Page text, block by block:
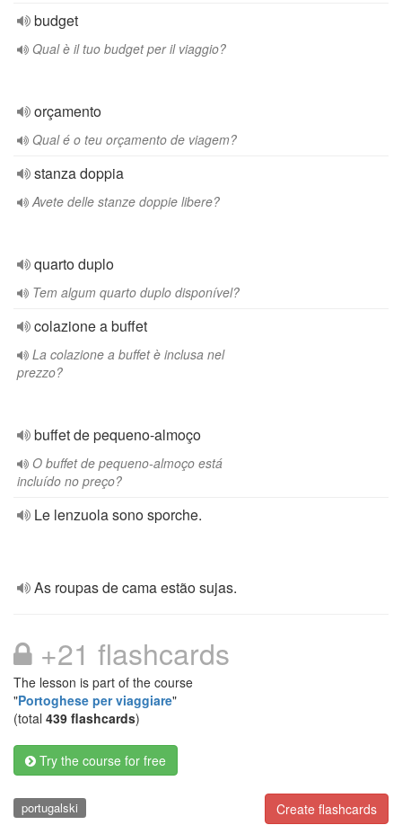
budget
Qual è il tuo budget per il viaggio?
orçamento
Qual é o teu orçamento de viagem?
stanza doppia
Avete delle stanze doppie libere?
quarto duplo
Tem algum quarto duplo disponível?
colazione a buffet
La colazione a buffet è inclusa nel
prezzo?
buffet de pequeno-almoço
O buffet de pequeno-almoço está
incluído no preço?
Le lenzuola sono sporche.
As roupas de cama estão sujas.
+21 flashcards
The lesson is part of the course
"Portoghese per viaggiare"
(total 439 flashcards)
Try the course for free
Create flashcards
portugalski